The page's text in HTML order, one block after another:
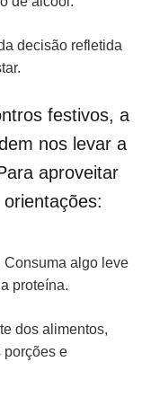
decisão refletida
festivos, a
nos levar a
aproveitar
Consuma algo leve
proteína.
dos alimentos,
porções e